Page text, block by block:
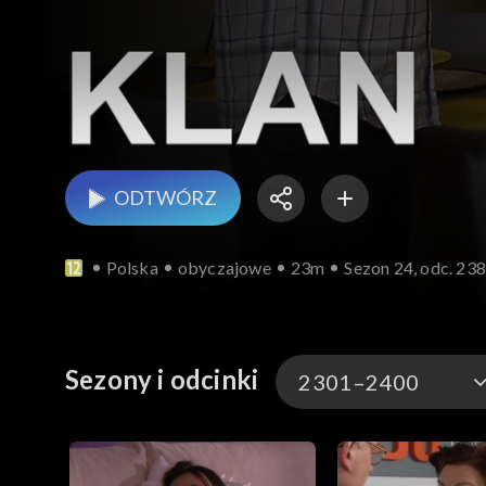
ODTWÓRZ
Polska obyczajowe 23m Sezon 24, odc.
Sezony i odcinki 2301–2400
4701–4800